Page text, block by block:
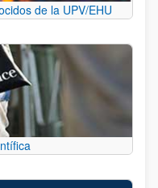
de la UPV/EHU